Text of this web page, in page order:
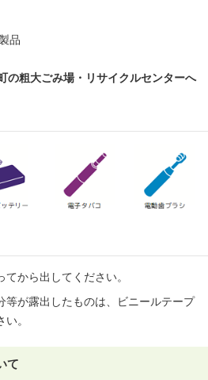
品
の粗大ごみ場・リサイクルセンターへ
から出してください。
等が露出したものは、ビニールテープ
。
て